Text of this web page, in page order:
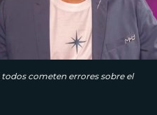
cometen errores sobre el